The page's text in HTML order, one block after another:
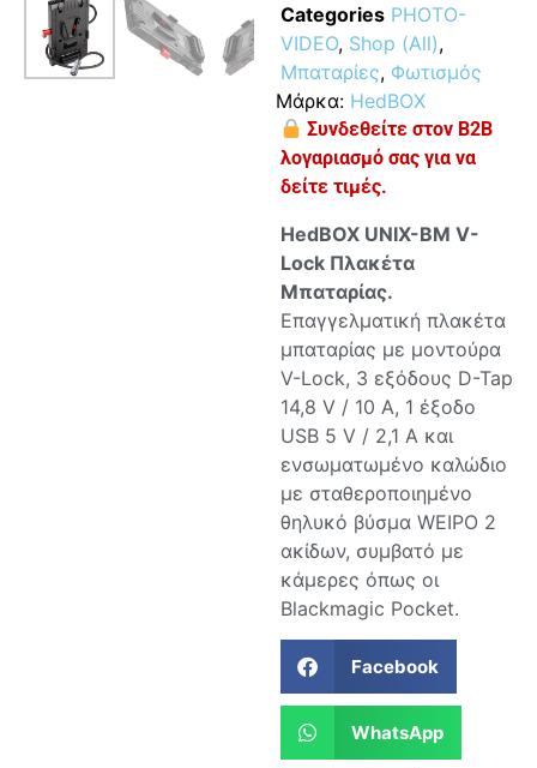
Categories PHOTO-
VIDEO, Shop (All),
Μπαταρίες, Φωτισμός
Μάρκα: HedBOX
Συνδεθείτε στον B2B
λογαριασμό σας για να
δείτε τιμές.
HedBOX UNIX-BM V-
Lock Πλακέτα
Μπαταρίας.
Επαγγελματική πλακέτα
μπαταρίας με μοντούρα
V-Lock, 3 εξόδους D-Tap
14,8 V / 10 A, 1 έξοδο
USB 5 V / 2,1 A και
ενσωματωμένο καλώδιο
με σταθεροποιημένο
θηλυκό βύσμα WEIPO 2
ακίδων, συμβατό με
κάμερες όπως οι
Blackmagic Pocket.
Facebook
WhatsApp